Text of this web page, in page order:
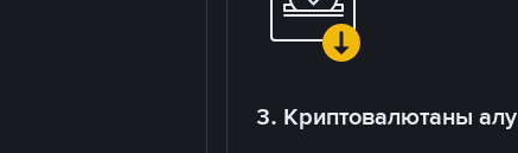
3. Криптовалютаны алу